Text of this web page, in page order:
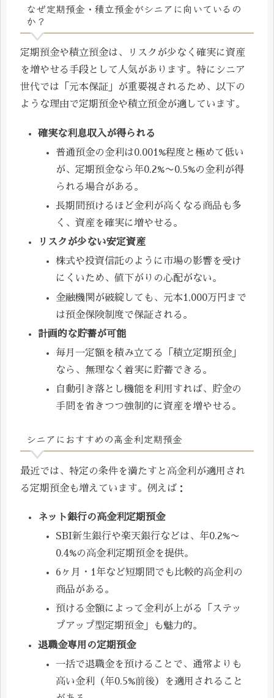
なぜ定期預金・積立預金がシニアに向いているの
か？
定期預金や積立預金は、リスクが少なく確実に資産
を増やせる手段として人気があります。特にシニア
世代では「元本保証」が重要視されるため、以下の
ような理由で定期預金や積立預金が適しています。
確実な利息収入が得られる
普通預金の金利は0.001%程度と極めて低い
が、定期預金なら年0.2%〜0.5%の金利が得
られる場合がある。
長期間預けるほど金利が高くなる商品も多
く、資産を確実に増やせる。
リスクが少ない安定資産
株式や投資信託のように市場の影響を受け
にくいため、値下がりの心配がない。
金融機関が破綻しても、元本1,000万円まで
は預金保険制度で保証される。
計画的な貯蓄が可能
毎月一定額を積み立てる「積立定期預金」
なら、無理なく着実に貯蓄できる。
自動引き落とし機能を利用すれば、貯金の
手間を省きつつ強制的に資産を増やせる。
シニアにおすすめの高金利定期預金
最近では、特定の条件を満たすと高金利が適用され
る定期預金も増えています。例えば：
ネット銀行の高金利定期預金
SBI新生銀行や楽天銀行などは、年0.2%〜
0.4%の高金利定期預金を提供。
6ヶ月・1年など短期間でも比較的高金利の
商品がある。
預ける金額によって金利が上がる「ステッ
プアップ型定期預金」も魅力的。
退職金専用の定期預金
一括で退職金を預けることで、通常よりも
高い金利（年0.5%前後）を適用されること